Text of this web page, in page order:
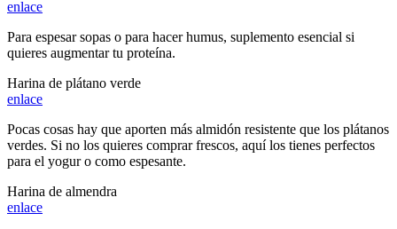
enlace
Para espesar sopas o para hacer humus, suplemento esencial si
quieres augmentar tu proteína.
Harina de plátano verde
enlace
Pocas cosas hay que aporten más almidón resistente que los plátanos
verdes. Si no los quieres comprar frescos, aquí los tienes perfectos
para el yogur o como espesante.
Harina de almendra
enlace